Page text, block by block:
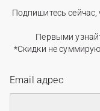
Подпишитесь
Первыми
*Скидки не